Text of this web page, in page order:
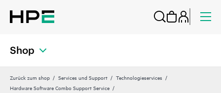
Shop
Zurück zum shop Services und Support
Technologieservices
Hardware Software Combo Support Service